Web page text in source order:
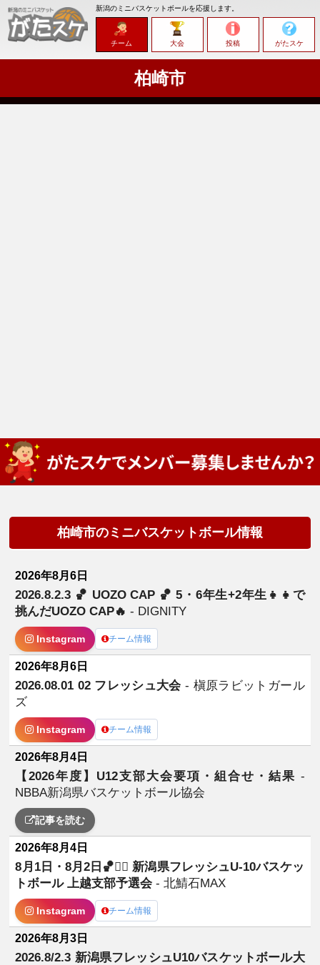
新潟のミニバスケットボールを応援します。
チーム 大会 投稿 がたスケ
柏崎市
柏崎市のミニバスケットボール情報
2026年8月6日
2026.8.2.3 🏀 UOZO CAP 🏀 5・6年生+2年生👧👧で
挑んだUOZO CAP🔥- DIGNITY
Instagram チーム情報
2026年8月6日
2026.08.01 02 フレッシュ大会- 槇原ラビットガール
ズ
Instagram チーム情報
2026年8月4日
【2026年度】U12支部大会要項・組合せ・結果 -
NBBA新潟県バスケットボール協会
記事を読む
2026年8月4日
8月1日・8月2日🏀❤️‍🔥 新潟県フレッシュU-10バスケッ
トボール 上越支部予選会- 北鯖石MAX
Instagram チーム情報
2026年8月3日
2026.8/2.3 新潟県フレッシュU10バスケットボール大